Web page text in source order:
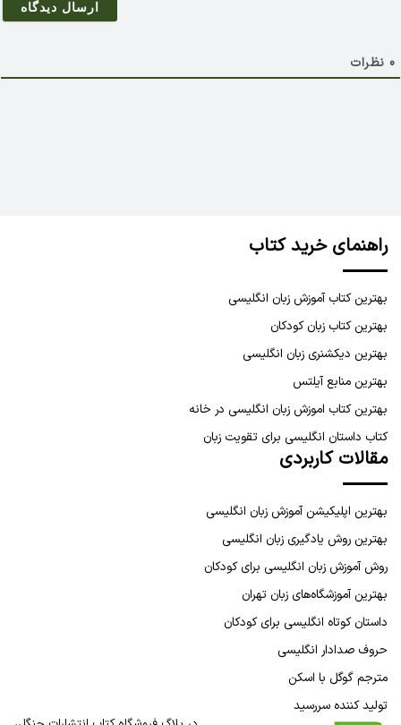
0 نظرات
راهنمای خرید کتاب
بهترین کتاب آموزش زبان انگلیسی
بهترین کتاب زبان کودکان
بهترین دیکشنری زبان انگلیسی
بهترین منابع آیلتس
بهترین کتاب اموزش زبان انگلیسی در خانه
کتاب داستان انگلیسی برای تقویت زبان
مقالات کاربردی
بهترین اپلیکیشن آموزش زبان انگلیسی
بهترین روش یادگیری زبان انگلیسی
روش آموزش زبان انگلیسی برای کودکان
بهترین آموزشگاه‌های زبان تهران
داستان کوتاه انگلیسی برای کودکان
حروف صدادار انگلیسی
مترجم گوگل با اسکن
تولید کننده سررسید